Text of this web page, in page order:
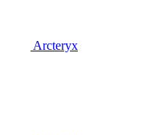
Arcteryx